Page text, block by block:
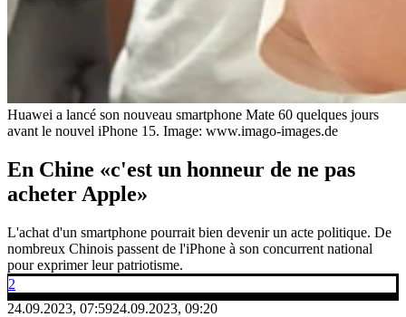
Huawei a lancé son nouveau smartphone Mate 60 quelques jours
avant le nouvel iPhone 15. Image: www.imago-images.de
En Chine «c'est un honneur de ne pas
acheter Apple»
L'achat d'un smartphone pourrait bien devenir un acte politique. De
nombreux Chinois passent de l'iPhone à son concurrent national
pour exprimer leur patriotisme.
2
24.09.2023, 07:5924.09.2023, 09:20